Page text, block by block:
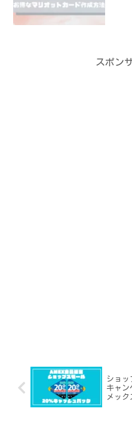
スポン
ショッ
キャン
メック